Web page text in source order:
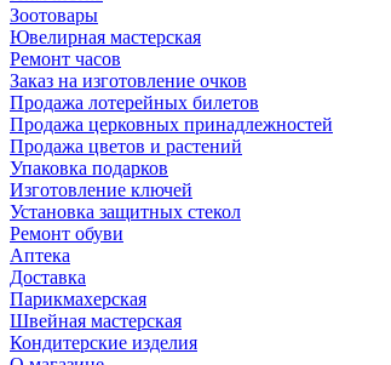
Зоотовары
Ювелирная мастерская
Ремонт часов
Заказ на изготовление очков
Продажа лотерейных билетов
Продажа церковных принадлежностей
Продажа цветов и растений
Упаковка подарков
Изготовление ключей
Установка защитных стекол
Ремонт обуви
Аптека
Доставка
Парикмахерская
Швейная мастерская
Кондитерские изделия